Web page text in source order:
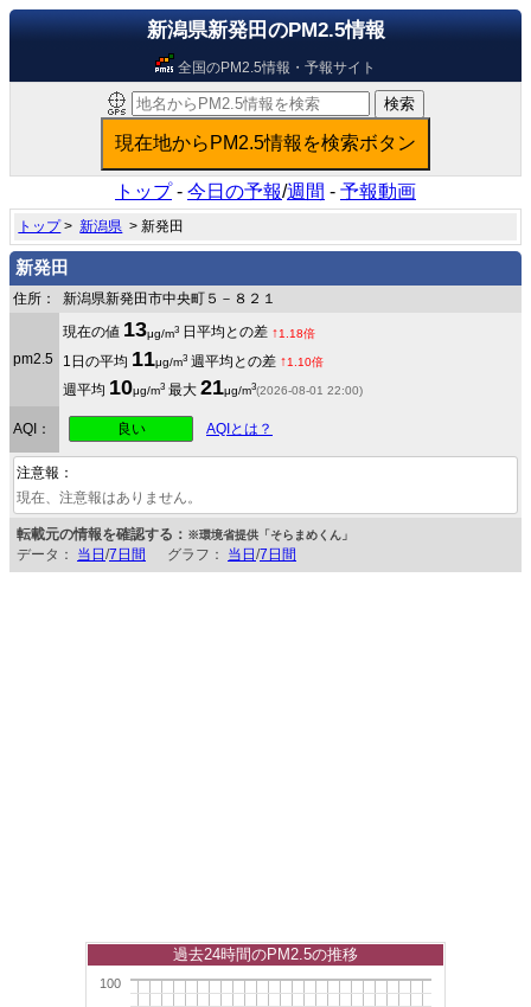
新潟県新発田のPM2.5情報
全国のPM2.5情報・予報サイト
トップ- 今日の予報/週間 - 予報動画
トップ>新潟県 > 新発田
新発田
住所： 新潟県新発田市中央町５－８２１
pm2.5
現在の値 13μg/m3 日平均との差 ↑1.18倍
1日の平均 11μg/m3 週平均との差 ↑1.10倍
週平均 10μg/m3 最大 21μg/m3(2026-08-01 22:00)
AQI： 良い AQIとは？
注意報：
現在、注意報はありません。
転載元の情報を確認する： ※環境省提供「そらまめくん」
データ： 当日 /7日間 グラフ： 当日 /7日間
100
過去24時間のPM2.5の推移